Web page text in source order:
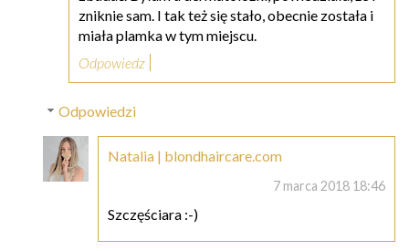
zniknie sam. I tak też się stało, obecnie została i
miała plamka w tym miejscu.
Odpowiedz
Odpowiedzi
Natalia | blondhaircare.com
7 marca 2018 18:46
Szczęściara :-)